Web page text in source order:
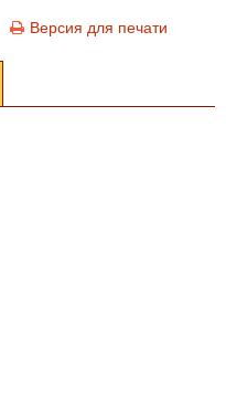
Версия для печати